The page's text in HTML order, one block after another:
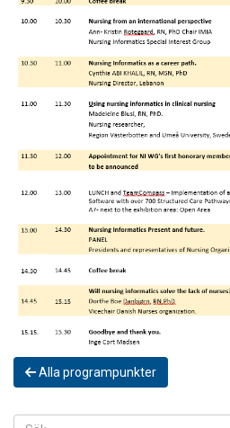
Alla programpunkter